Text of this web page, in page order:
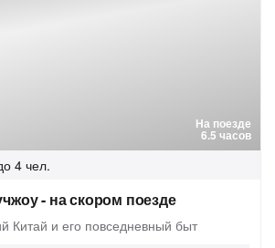
На поезде
6.5 часов
4 чел.
- на скором поезде
Китай и его повседневный быт